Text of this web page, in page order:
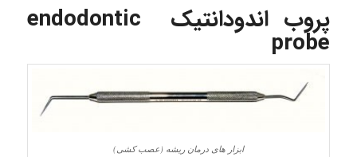
پروب اندودانتیک endodontic
probe
ابزار های درمان ریشه (عصب کشی)